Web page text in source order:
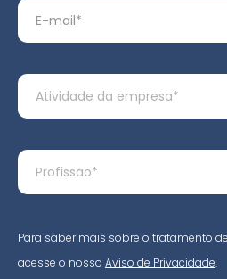
Para saber mais sobre o tratamento
acesse o nosso Aviso de Privacidade.